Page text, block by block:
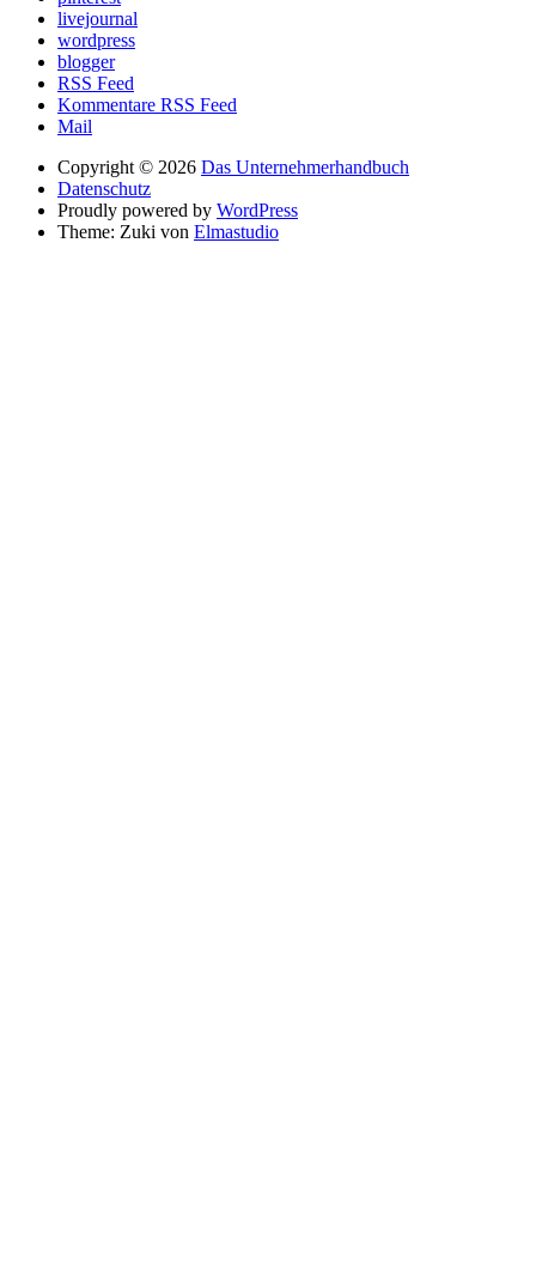
livejournal
wordpress
blogger
RSS Feed
Kommentare RSS Feed
Mail
Copyright © 2026 Das Unternehmerhandbuch
Datenschutz
Proudly powered by WordPress
Theme: Zuki von Elmastudio